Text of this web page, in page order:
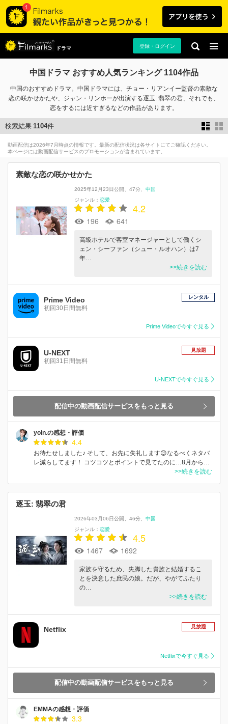
ドラマ 登録・ログイン
中国ドラマ おすすめ人気ランキング 1104作品
中国のおすすめドラマ。中国ドラマには、チョー・リアンイー監督の素敵な
恋の咲かせかたや、ジャン・リンホーが出演する逐玉: 翡翠の君、それでも、
恋をするには近すぎるなどの作品があります。
検索結果 1104件
動画配信は2026年7月時点の情報です。最新の配信状況は各サイトにてご確認ください。
本ページには動画配信サービスのプロモーションが含まれています。
素敵な恋の咲かせかた
2025年12月23日公開 47分
中国
ジャンル： 恋愛
4.2
196 641
高級ホテルで客室マネージャーとして働くシ
ェン・シーファン（シュー・ルオハン）は7
年…
>>続きを読む
Prime Video
初回30日間無料
レンタル
Prime Videoで今すぐ見る
U-NEXT
初回31日間無料
見放題
U-NEXTで今すぐ見る
配信中の動画配信サービスをもっと見る
yoin.の感想・評価
4.4
お待たせしました♪ そして、お先に失礼します😊なるべくネタバ
レ減らしてます！ コツコツとポイントで見てたのに…8月から…
>>続きを読む
逐玉: 翡翠の君
2026年03月06日公開 46分
中国
ジャンル： 恋愛
4.5
1467 1692
家族を守るため、失脚した貴族と結婚するこ
とを決意した庶民の娘。だが、やがてふたり
の…
>>続きを読む
Netflix 見放題
Netflixで今すぐ見る
配信中の動画配信サービスをもっと見る
EMMAの感想・評価
3.3